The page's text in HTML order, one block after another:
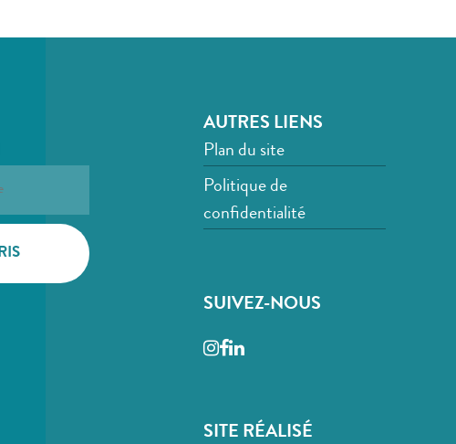
AUTRES LIENS
Plan du site
Politique de
confidentialité
SUIVEZ-NOUS
Instagram
Facebook
LinkedIn
SITE RÉALISÉ